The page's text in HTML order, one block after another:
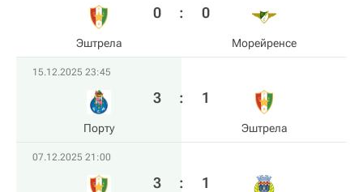
Эштрела
0 : 0
Морейренсе
15.12.2025 23:45
Порту
3 : 1
Эштрела
07.12.2025 21:00
3 : 1